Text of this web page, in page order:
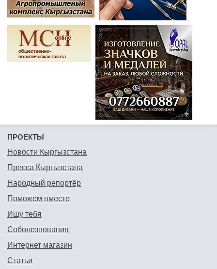
ПРОЕКТЫ
Новости Кыргызстана
Пресса Кыргызстана
Народный репортёр
Поможем вместе
Ищу тебя
Соболезнования
Интернет магазин
Статьи